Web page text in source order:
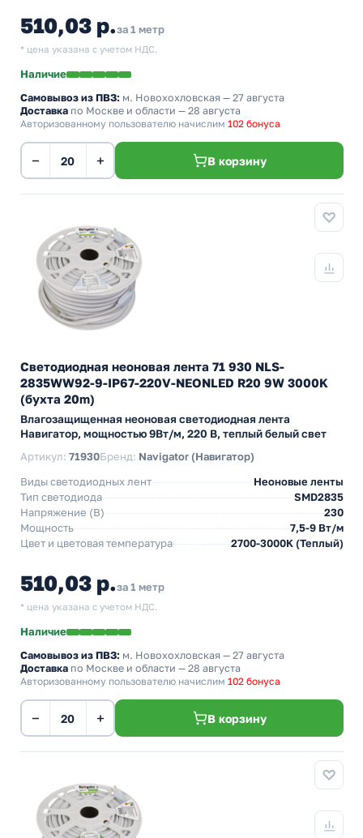
510,03 р.за 1 метр
* цена указана с учетом НДС.
Наличие
Самовывоз из ПВЗ: м. Новохохловская — 27 августа
Доставка по Москве и области — 28 августа
Авторизованному пользователю начислим 102 бонуса
− + В корзину
Светодиодная неоновая лента 71 930 NLS-
2835WW92-9-IP67-220V-NEONLED R20 9W 3000K
(бухта 20m)
Влагозащищенная неоновая светодиодная лента
Навигатор, мощностью 9Вт/м, 220 В, теплый белый свет
Артикул: 71930Бренд: Navigator (Навигатор)
Виды светодиодных лент
Неоновые ленты
Тип светодиода
SMD2835
Напряжение (В)
230
Мощность
7,5-9 Вт/м
Цвет и цветовая температура
2700-3000K (Теплый)
510,03 р.за 1 метр
* цена указана с учетом НДС.
Наличие
Самовывоз из ПВЗ: м. Новохохловская — 27 августа
Доставка по Москве и области — 28 августа
Авторизованному пользователю начислим 102 бонуса
− + В корзину